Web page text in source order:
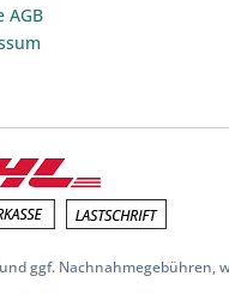
AGB
und ggf. Nachnahmegebühren,